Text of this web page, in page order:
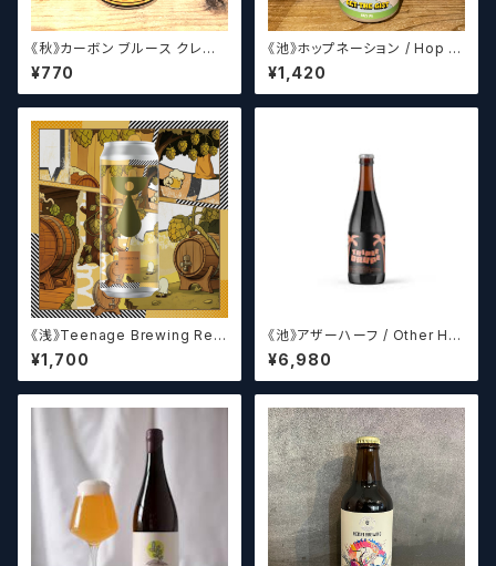
《秋》カーボン ブルース クレイ
ジーリッチルプリンズ Carbo
n Brews Crazy rich Lupulin
s【クラフトビール】
¥770
《池》ホップネーション / Hop N
ation Get The Gist
¥1,420
《浅》Teenage Brewing Res
urrection // レザレクション【ク
ラフトビール】
¥1,700
《池》アザーハーフ / Other Hal
f Brewing Triple Drupe【ク
ラフトビールシザーズ】
¥6,980